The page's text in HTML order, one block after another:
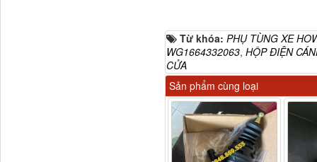
Từ khóa: PHỤ TÙNG XE
WG1664332063, HỘP ĐIỆN
CỬA
Sản phẩm cùng loại